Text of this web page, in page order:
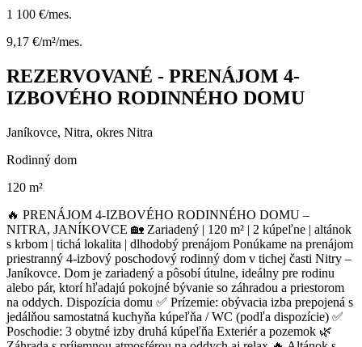
1 100 €/mes.
9,17 €/m²/mes.
REZERVOVANÉ - PRENÁJOM 4-
IZBOVÉHO RODINNÉHO DOMU
Janíkovce, Nitra, okres Nitra
Rodinný dom
120 m²
🔥 PRENÁJOM 4-IZBOVÉHO RODINNÉHO DOMU –
NITRA, JANÍKOVCE 🏡 Zariadený | 120 m² | 2 kúpeľne | altánok
s krbom | tichá lokalita | dlhodobý prenájom Ponúkame na prenájom
priestranný 4-izbový poschodový rodinný dom v tichej časti Nitry –
Janíkovce. Dom je zariadený a pôsobí útulne, ideálny pre rodinu
alebo pár, ktorí hľadajú pokojné bývanie so záhradou a priestorom
na oddych. Dispozícia domu ✅ Prízemie: obývacia izba prepojená s
jedálňou samostatná kuchyňa kúpeľňa / WC (podľa dispozície) ✅
Poschodie: 3 obytné izby druhá kúpeľňa Exteriér a pozemok 🌿